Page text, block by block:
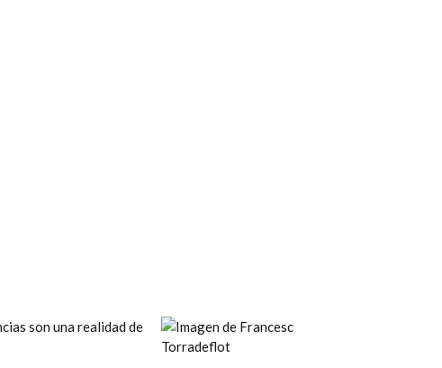
son una realidad de